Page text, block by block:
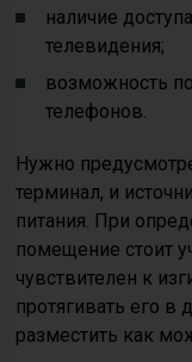
наличие
телевидения;
возможность
телефонов.
Нужно
терминал, и
питания. При
помещение стоит
чувствителен к
протягивать его в
разместить как